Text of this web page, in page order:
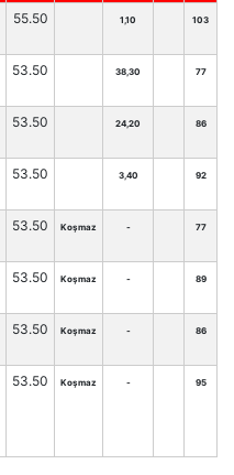
55.50 1,10 103
53.50 38,30 77
53.50 24,20 86
53.50 3,40 92
53.50 Koşmaz - 77
53.50 Koşmaz - 89
53.50 Koşmaz - 86
53.50 Koşmaz - 95